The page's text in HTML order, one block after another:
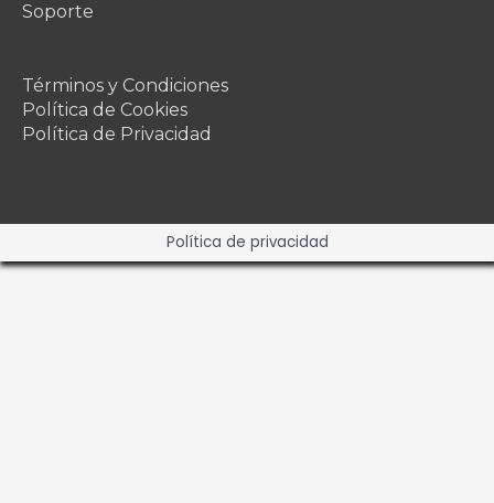
Soporte
Términos y Condiciones
Política de Cookies
Política de Privacidad
Política de privacidad